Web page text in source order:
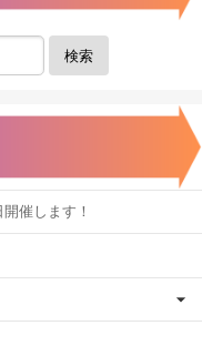
検索
催します！